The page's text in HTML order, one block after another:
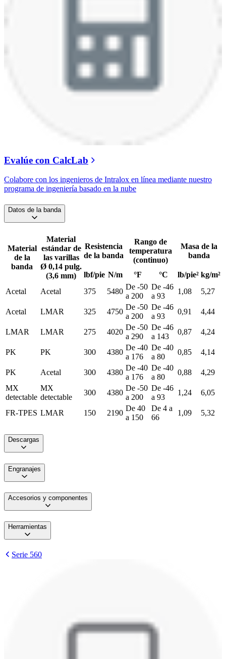
Evalúe con CalcLab
Colabore con los ingenieros de Intralox en línea mediante nuestro
programa de ingeniería basado en la nube
Datos de la banda
Material
de la
banda
Material
estándar de
las varillas
Ø 0,14 pulg.
(3,6 mm)
Resistencia
de la banda
Rango de
temperatura
(continuo)
Masa de la
banda
lbf/pie N/m °F °C lb/pie² kg/m²
Acetal
Acetal 375 5480
De -50
a 200
De -46
a 93
1,08 5,27
Acetal LMAR 325 4750
De -50
a 200
De -46
a 93
0,91 4,44
LMAR LMAR 275 4020
De -50
a 290
De -46
a 143
0,87 4,24
PK PK 300 4380
De -40
a 176
De -40
a 80
0,85 4,14
PK Acetal 300 4380
De -40
a 176
De -40
a 80
0,88
4,29
MX
detectable
MX
detectable
300 4380
De -50
a 200
De -46
a 93
1,24 6,05
FR-TPES LMAR 150 2190
De 40
a 150
De 4 a
66
1,09 5,32
Descargas
Engranajes
Accesorios y componentes
Herramientas
Serie 560